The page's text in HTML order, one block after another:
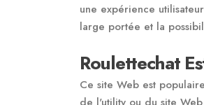
une expérience
large portée et la
Roulettechat
Ce site Web est